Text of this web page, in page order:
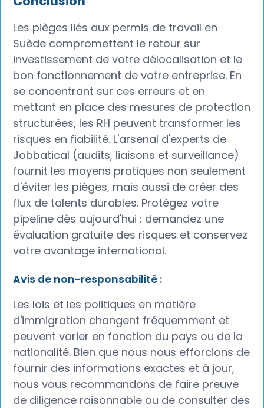
Les pièges liés aux permis de travail en
Suède compromettent le retour sur
investissement de votre délocalisation et le
bon fonctionnement de votre entreprise. En
se concentrant sur ces erreurs et en
mettant en place des mesures de protection
structurées, les RH peuvent transformer les
risques en fiabilité. L'arsenal d'experts de
Jobbatical (audits, liaisons et surveillance)
fournit les moyens pratiques non seulement
d'éviter les pièges, mais aussi de créer des
flux de talents durables. Protégez votre
pipeline dès aujourd'hui : demandez une
évaluation gratuite des risques et conservez
votre avantage international.
Avis de non-responsabilité :
Les lois et les politiques en matière
d'immigration changent fréquemment et
peuvent varier en fonction du pays ou de la
nationalité. Bien que nous nous efforcions de
fournir des informations exactes et à jour,
nous vous recommandons de faire preuve
de diligence raisonnable ou de consulter des